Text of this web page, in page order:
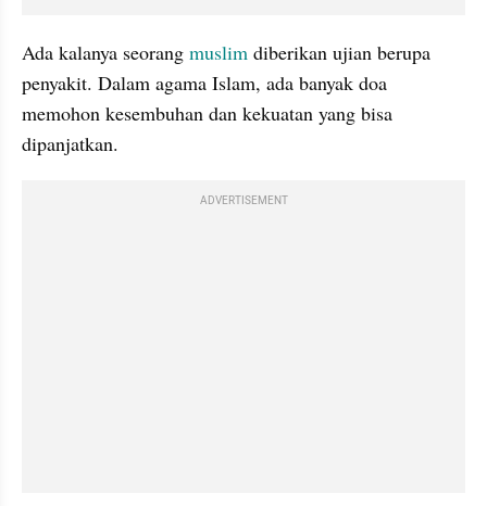
Ada kalanya seorang muslim diberikan ujian berupa
penyakit. Dalam agama Islam, ada banyak doa
memohon kesembuhan dan kekuatan yang bisa
dipanjatkan.
ADVERTISEMENT